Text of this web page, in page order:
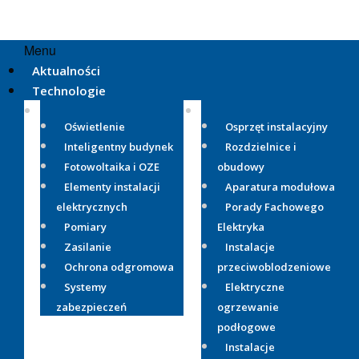
Menu
Aktualności
Technologie
Oświetlenie
Inteligentny budynek
Fotowoltaika i OZE
Elementy instalacji
elektrycznych
Pomiary
Zasilanie
Ochrona odgromowa
Systemy
zabezpieczeń
Osprzęt instalacyjny
Rozdzielnice i
obudowy
Aparatura modułowa
Porady Fachowego
Elektryka
Instalacje
przeciwoblodzeniowe
Elektryczne
ogrzewanie
podłogowe
Instalacje